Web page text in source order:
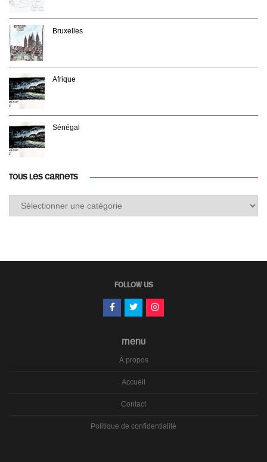
Bruxelles
Afrique
Sénégal
TOUS LES CARNETS
FOLLOW US
MENU
À propos
Accueil
Contact
Politique de confidentialité